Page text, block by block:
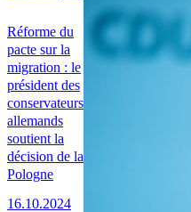
Réforme du
pacte sur la
migration : le
président des
conservateurs
allemands
soutient la
décision de la
Pologne
16.10.2024